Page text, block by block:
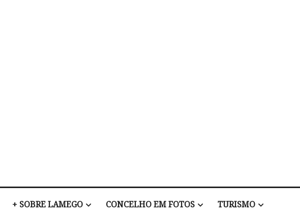
+ SOBRE LAMEGO CONCELHO EM FOTOS TURISMO